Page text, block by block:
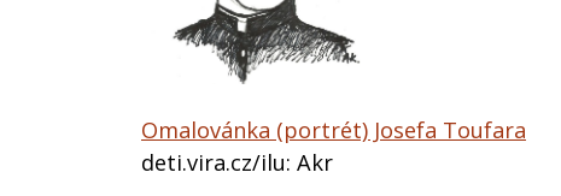
Omalovánka (portrét) Josefa Toufara
deti.vira.cz/ilu: Akr